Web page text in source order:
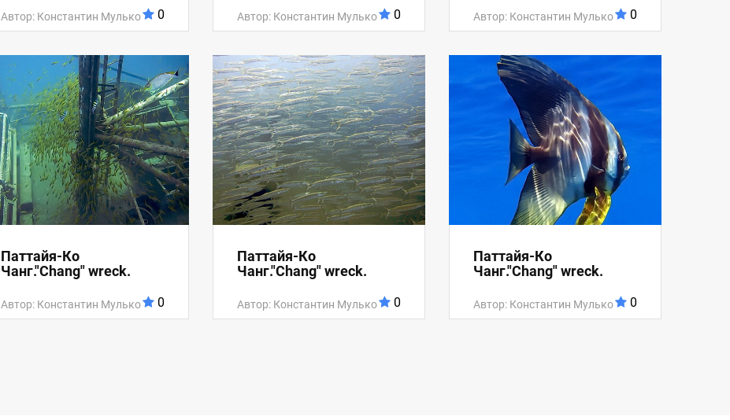
Автор: Константин Мулько 0 Автор: Константин Мулько 0 Автор: Константин Мулько 0
Паттайя-Ко
Чанг."Chang" wreck.
Автор: Константин Мулько 0
Паттайя-Ко
Чанг."Chang" wreck.
Автор: Константин Мулько 0
Паттайя-Ко
Чанг."Chang" wreck.
Автор: Константин Мулько 0